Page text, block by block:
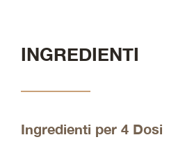
INGREDIENTI
Ingredienti per 4 Dosi